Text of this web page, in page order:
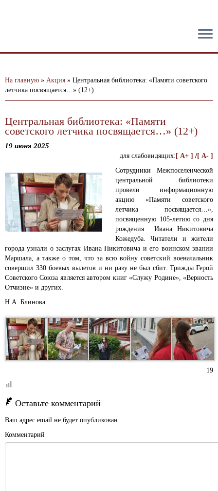
На главную » Акция » Центральная библиотека: «Памяти советского
летчика посвящается…» (12+)
Центральная библиотека: «Памяти
советского летчика посвящается…» (12+)
19 июня 2025
для слабовидящих: [ A+ ] /[ A- ]
Сотрудники Межпоселенческой
центральной библиотеки
провели информационную
акцию «Памяти советского
летчика посвящается…»,
посвященную 105-летию со дня
рождения Ивана Никитовича
Кожедуба.Читатели и жители
города узнали о заслугах Ивана Никитовича и его воинском звании
Маршала, а также о том, что за всю войну советский военачальник
совершил 330 боевых вылетов и ни разу не был сбит. Трижды Герой
Советского Союза является автором книг «Служу Родине», «Верность
Отчизне» и других.
Н.А. Блинова
19
Оставьте комментарий
Ваш адрес email не будет опубликован.
Комментарий